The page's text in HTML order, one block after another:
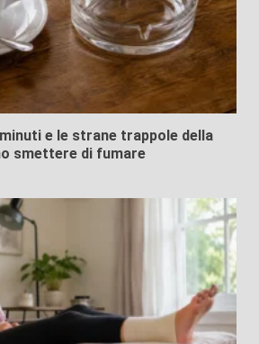
e le strane trappole della
smettere di fumare